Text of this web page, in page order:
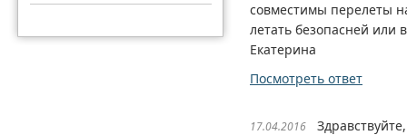
совместимы перелеты
летать безопасней или
Екатерина
Посмотреть ответ
17.04.2016